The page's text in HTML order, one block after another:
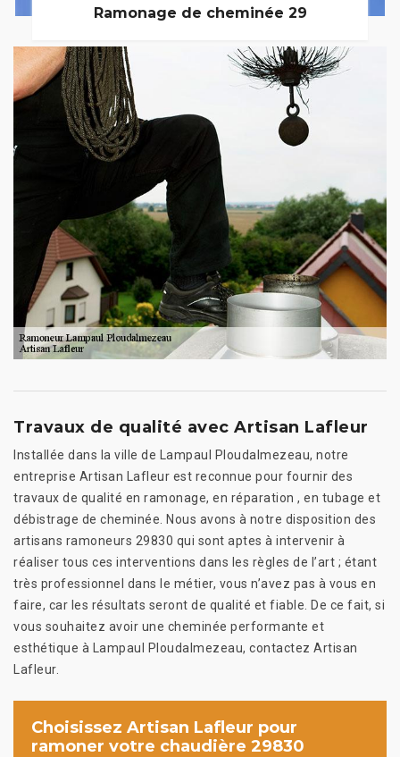
Ramonage de cheminée 29
Travaux de qualité avec Artisan Lafleur
Installée dans la ville de Lampaul Ploudalmezeau, notre
entreprise Artisan Lafleur est reconnue pour fournir des
travaux de qualité en ramonage, en réparation , en tubage et
débistrage de cheminée. Nous avons à notre disposition des
artisans ramoneurs 29830 qui sont aptes à intervenir à
réaliser tous ces interventions dans les règles de l’art ; étant
très professionnel dans le métier, vous n’avez pas à vous en
faire, car les résultats seront de qualité et fiable. De ce fait, si
vous souhaitez avoir une cheminée performante et
esthétique à Lampaul Ploudalmezeau, contactez Artisan
Lafleur.
Choisissez Artisan Lafleur pour
ramoner votre chaudière 29830